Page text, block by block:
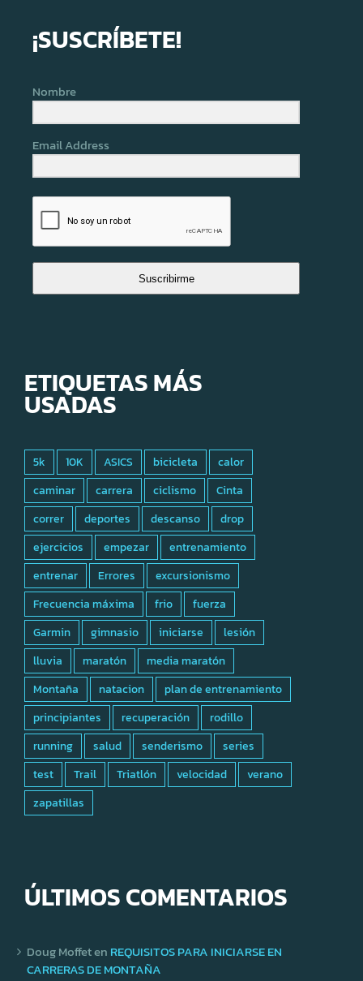
¡SUSCRÍBETE!
Nombre
Email Address
Suscribirme
ETIQUETAS MÁS
USADAS
5k 10K ASICS bicicleta
calor
caminar
carrera ciclismo
Cinta
correr
deportes descanso
drop
ejercicios
empezar
entrenamiento
entrenar
Errores
excursionismo
Frecuencia máxima
frio
fuerza
Garmin
gimnasio iniciarse
lesión
lluvia
maratón
media maratón
Montaña
natacion
plan de entrenamiento
principiantes
recuperación
rodillo
running
salud senderismo
series
test
Trail Triatlón velocidad
verano
zapatillas
ÚLTIMOS COMENTARIOS
Doug Moffeten REQUISITOS PARA INICIARSE EN
CARRERAS DE MONTAÑA